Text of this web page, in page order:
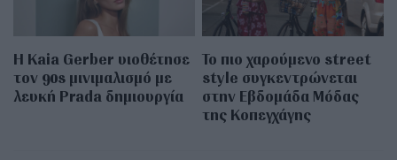
Η Kaia Gerber υιοθέτησε
τον 90s μινιμαλισμό με
λευκή Prada δημιουργία
Το πιο χαρούμενο street
style συγκεντρώνεται
στην Εβδομάδα Μόδας
της Κοπεγχάγης